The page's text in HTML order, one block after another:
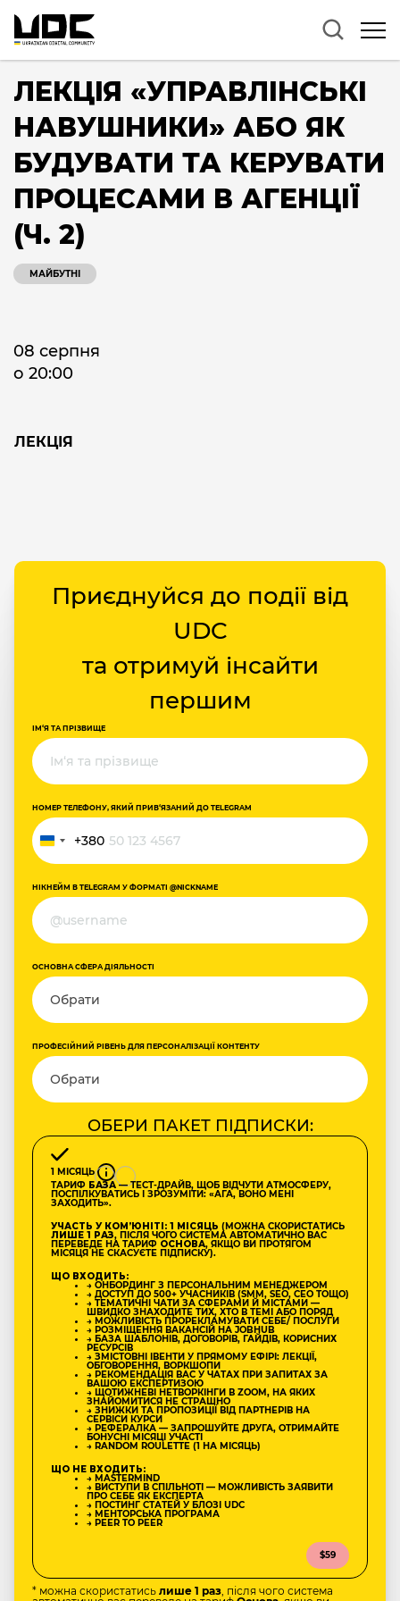
ЛЕКЦІЯ «УПРАВЛІНСЬКІ
НАВУШНИКИ» АБО ЯК
БУДУВАТИ ТА КЕРУВАТИ
ПРОЦЕСАМИ В АГЕНЦІЇ
(Ч. 2)
МАЙБУТНІ
08 серпня
о 20:00
ЛЕКЦІЯ
Приєднуйся до події від
UDC
та отримуй інсайти
першим
ІМ‘Я ТА ПРІЗВИЩЕ
НОМЕР ТЕЛЕФОНУ, ЯКИЙ ПРИВ‘ЯЗАНИЙ ДО TELEGRAM
Ukraine
+380
+380
НІКНЕЙМ В TELEGRAM У ФОРМАТІ @NICKNAME
ОСНОВНА СФЕРА ДІЯЛЬНОСТІ
ПРОФЕСІЙНИЙ РІВЕНЬ ДЛЯ ПЕРСОНАЛІЗАЦІЇ КОНТЕНТУ
ОБЕРИ ПАКЕТ ПІДПИСКИ:
1 МІСЯЦЬ
ТАРИФ БАЗА— ТЕСТ-ДРАЙВ, ЩОБ ВІДЧУТИ АТМОСФЕРУ,
ПОСПІЛКУВАТИСЬ І ЗРОЗУМІТИ: «АГА, ВОНО МЕНІ
ЗАХОДИТЬ».
УЧАСТЬ У КОМʼЮНІТІ: 1 МІСЯЦЬ (МОЖНА СКОРИСТАТИСЬ
ЛИШЕ 1 РАЗ, ПІСЛЯ ЧОГО СИСТЕМА АВТОМАТИЧНО ВАС
ПЕРЕВЕДЕ НА ТАРИФ ОСНОВА, ЯКЩО ВИ ПРОТЯГОМ
МІСЯЦЯ НЕ СКАСУЄТЕ ПІДПИСКУ).
ЩО ВХОДИТЬ:
→ ОНБОРДИНГ З ПЕРСОНАЛЬНИМ МЕНЕДЖЕРОМ
→ ДОСТУП ДО 500+ УЧАСНИКІВ (SMM, SEO, CEO ТОЩО)
→ ТЕМАТИЧНІ ЧАТИ ЗА СФЕРАМИ Й МІСТАМИ —
ШВИДКО ЗНАХОДИТЕ ТИХ, ХТО В ТЕМІ АБО ПОРЯД
→ МОЖЛИВІСТЬ ПРОРЕКЛАМУВАТИ СЕБЕ/ ПОСЛУГИ
→ РОЗМІЩЕННЯ ВАКАНСІЙ НА JOBHUB
→ БАЗА ШАБЛОНІВ, ДОГОВОРІВ, ГАЙДІВ, КОРИСНИХ
РЕСУРСІВ
→ ЗМІСТОВНІ ІВЕНТИ У ПРЯМОМУ ЕФІРІ: ЛЕКЦІЇ,
ОБГОВОРЕННЯ, ВОРКШОПИ
→ РЕКОМЕНДАЦІЯ ВАС У ЧАТАХ ПРИ ЗАПИТАХ ЗА
ВАШОЮ ЕКСПЕРТИЗОЮ
→ ЩОТИЖНЕВІ НЕТВОРКІНГИ В ZOOM, НА ЯКИХ
ЗНАЙОМИТИСЯ НЕ СТРАШНО
→ ЗНИЖКИ ТА ПРОПОЗИЦІЇ ВІД ПАРТНЕРІВ НА
СЕРВІСИ КУРСИ
→ РЕФЕРАЛКА — ЗАПРОШУЙТЕ ДРУГА, ОТРИМАЙТЕ
БОНУСНІ МІСЯЦІ УЧАСТІ
→ RANDOM ROULETTE (1 НА МІСЯЦЬ)
ЩО НЕ ВХОДИТЬ:
→ MASTERMIND
→ ВИСТУПИ В СПІЛЬНОТІ — МОЖЛИВІСТЬ ЗАЯВИТИ
ПРО СЕБЕ ЯК ЕКСПЕРТА
→ ПОСТИНГ СТАТЕЙ У БЛОЗІ UDC
→ МЕНТОРСЬКА ПРОГРАМА
→ PEER TO PEER
$59
* можна скористатись лише 1 раз, після чого система